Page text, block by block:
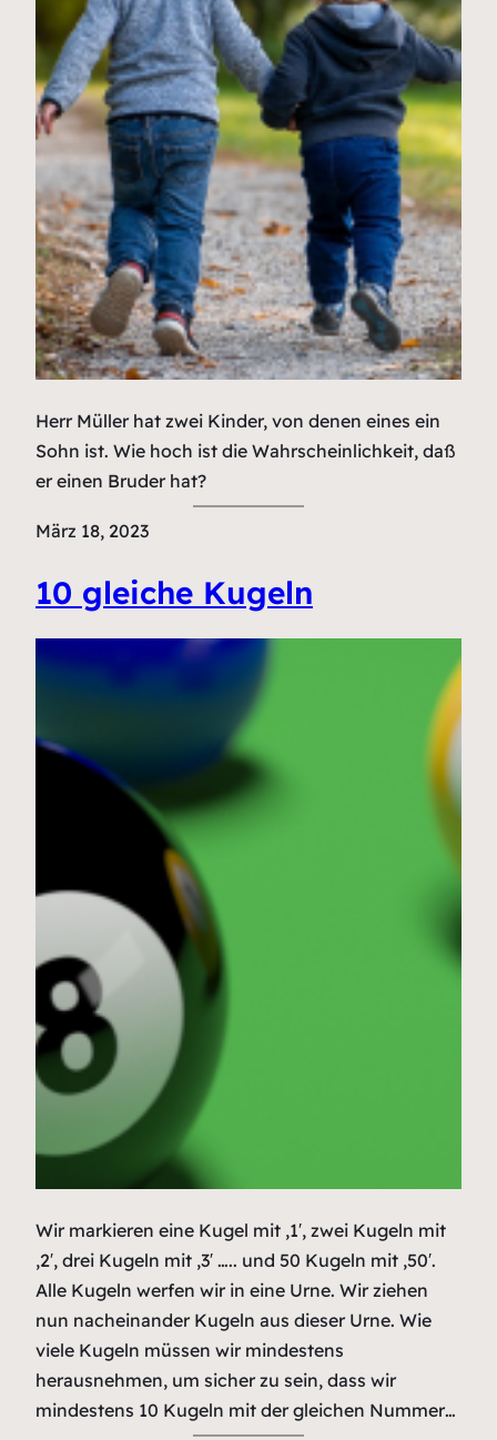
Herr Müller hat zwei Kinder, von denen eines ein
Sohn ist. Wie hoch ist die Wahrscheinlichkeit, daß
er einen Bruder hat?
März 18, 2023
10 gleiche Kugeln
Wir markieren eine Kugel mit ‚1′, zwei Kugeln mit
‚2′, drei Kugeln mit ‚3′ ….. und 50 Kugeln mit ‚50′.
Alle Kugeln werfen wir in eine Urne. Wir ziehen
nun nacheinander Kugeln aus dieser Urne. Wie
viele Kugeln müssen wir mindestens
herausnehmen, um sicher zu sein, dass wir
mindestens 10 Kugeln mit der gleichen Nummer…